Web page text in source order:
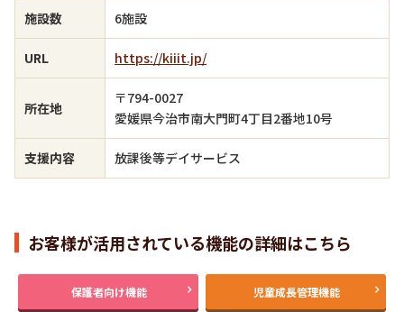
施設数 6施設
URL https://kiiit.jp/
所在地
〒794-0027
愛媛県今治市南大門町4丁目2番地10号
支援内容 放課後等デイサービス
お客様が活用されている機能の詳細はこちら
保護者向け機能 児童成長管理機能